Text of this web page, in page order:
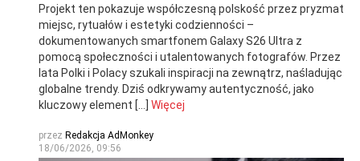
Projekt ten pokazuje współczesną polskość przez pryzmat
miejsc, rytuałów i estetyki codzienności –
dokumentowanych smartfonem Galaxy S26 Ultra z
pomocą społeczności i utalentowanych fotografów. Przez
lata Polki i Polacy szukali inspiracji na zewnątrz, naśladując
globalne trendy. Dziś odkrywamy autentyczność, jako
kluczowy element […] Więcej
przez Redakcja AdMonkey
18/06/2026, 09:56